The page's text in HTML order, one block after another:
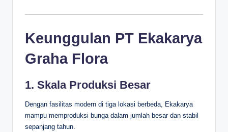
Keunggulan PT Ekakarya
Graha Flora
1. Skala Produksi Besar
Dengan fasilitas modern di tiga lokasi berbeda, Ekakarya
mampu memproduksi bunga dalam jumlah besar dan stabil
sepanjang tahun.